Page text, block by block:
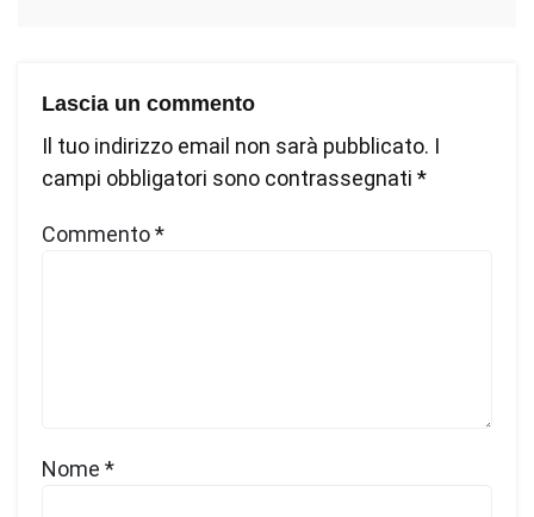
Lascia un commento
Il tuo indirizzo email non sarà pubblicato. I
campi obbligatori sono contrassegnati *
Commento*
Nome *